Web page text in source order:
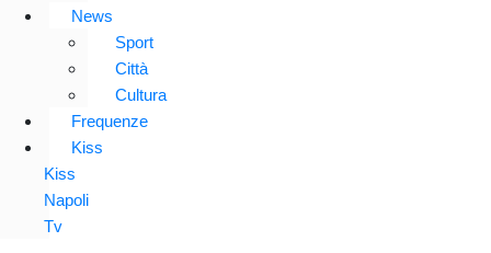
News
Sport
Città
Cultura
Frequenze
Kiss
Kiss
Napoli
Tv